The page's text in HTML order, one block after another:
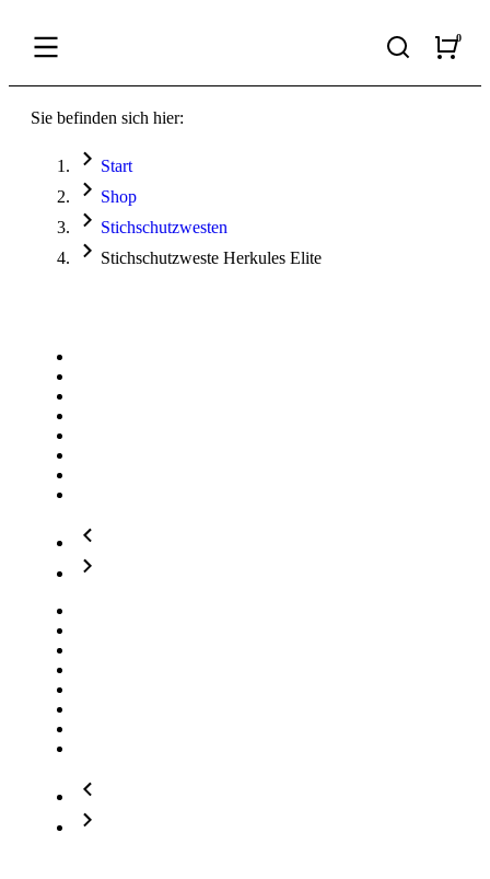
Sie befinden sich hier:
Start
Shop
Stichschutzwesten
Stichschutzweste Herkules Elite